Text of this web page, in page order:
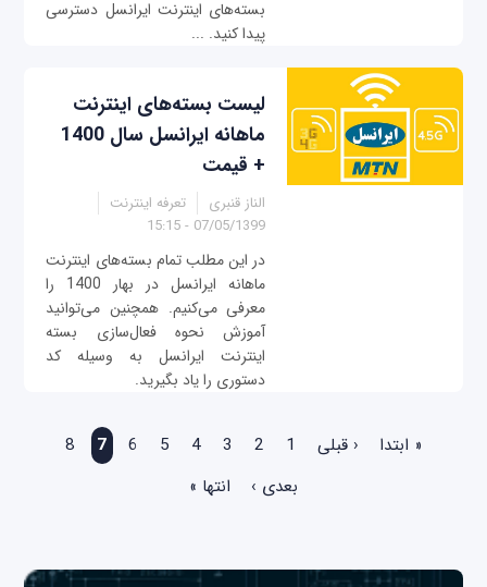
بسته‌های اینترنت ایرانسل دسترسی
پیدا کنید. ...
لیست بسته‌های اینترنت
ماهانه ایرانسل سال 1400
+ قیمت
الناز قنبری
تعرفه اینترنت
07/05/1399 - 15:15
در این مطلب تمام بسته‌های اینترنت
ماهانه ایرانسل در بهار 1400 را
معرفی می‌کنیم. همچنین می‌توانید
آموزش نحوه فعال‌سازی بسته
اینترنت ایرانسل به وسیله کد
دستوری را یاد بگیرید.
« ابتدا ‹ قبلی 1
2
3
4
5
6
7
8
بعدی ›
انتها »